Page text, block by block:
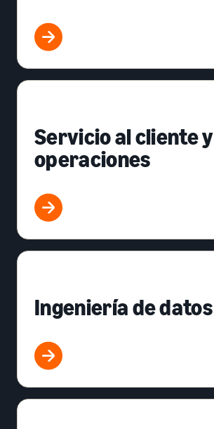
Servicio al cliente y
operaciones
Ingeniería de datos